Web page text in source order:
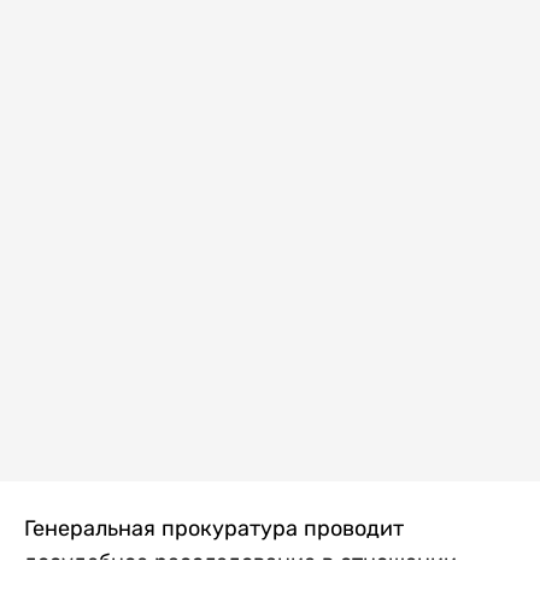
Генеральная прокуратура проводит
досудебное расследование в отношении